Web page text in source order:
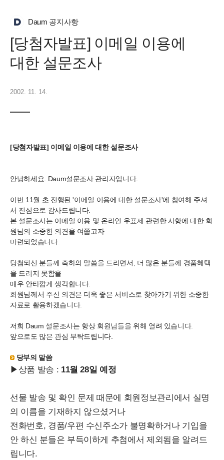
Daum 공지사항
[당첨자발표] 이메일 이용에
대한 설문조사
2002. 11. 14.
[당첨자발표] 이메일 이용에 대한 설문조사
안녕하세요. Daum설문조사 관리자입니다.
이번 11월 초 진행된 '이메일 이용에 대한 설문조사'에 참여해 주셔
서 진심으로 감사드립니다.
본 설문조사는 이메일 이용 및 온라인 우표제 관련한 사항에 대한 회
원님의 소중한 의견을 여쭙고자
마련되었습니다.
당첨되신 분들께 축하의 말씀을 드리면서, 더 많은 분들께 경품혜택
을 드리지 못함을
매우 안타깝게 생각합니다.
회원님께서 주신 의견은 더욱 좋은 서비스로 찾아가기 위한 소중한
자료로 활용하겠습니다.
저희 Daum 설문조사는 항상 회원님들을 위해 열려 있습니다.
앞으로도 많은 관심 부탁드립니다.
당부의 말씀
▶상품 발송 : 11월 28일 예정
선물 발송 및 확인 문제 때문에 회원정보관리에서 실명
의 이름을 기재하지 않으셨거나
전화번호, 경품/우편 수신주소가 불명확하거나 기입을
안 하신 분들은 부득이하게 추첨에서 제외됨을 알려드
립니다.